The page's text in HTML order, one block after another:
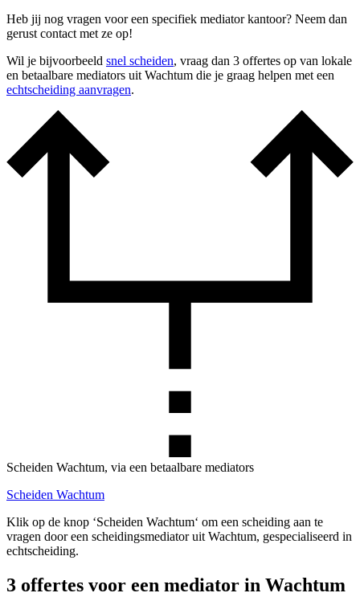
Heb jij nog vragen voor een specifiek mediator kantoor? Neem dan
gerust contact met ze op!
Wil je bijvoorbeeld snel scheiden, vraag dan 3 offertes op van lokale
en betaalbare mediators uit Wachtum die je graag helpen met een
echtscheiding aanvragen.
Scheiden Wachtum, via een betaalbare mediators
Scheiden Wachtum
Klik op de knop ‘Scheiden Wachtum‘ om een scheiding aan te
vragen door een scheidingsmediator uit Wachtum, gespecialiseerd in
echtscheiding.
3 offertes voor een mediator in Wachtum